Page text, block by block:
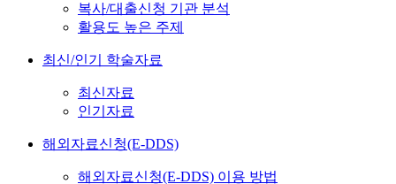
복사/대출신청 기관 분석
활용도 높은 주제
최신/인기 학술자료
최신자료
인기자료
해외자료신청(E-DDS)
해외자료신청(E-DDS) 이용 방법